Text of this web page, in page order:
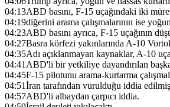
04:13ABD basını, F-15 uçağındaki iki
04:19diğerini arama çalışmalarının ise
04:23ABD basını ayrıca, F-15 uçağının
04:27Basra körfezi yakınlarında A-10
04:35Adı açıklanmayan kaynaklar, A-10
04:41ABD'li bir yetkiliye dayandırılan
04:45F-15 pilotunu arama-kurtarma
04:51İran tarafından vurulduğu iddia
04:57ABD'li albaydan çarpıcı iddia.